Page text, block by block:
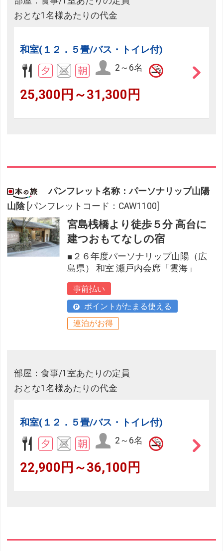
おとな1名様あたりの代金
和室(１２．５畳/バス・トイレ付)
2～6名
25,300円～31,300円
パンフレット名称：パーソナリップ山陽
山陰 [パンフレットコード：CAW1100]
宮島桟橋より徒歩５分 高台に
建つおもてなしの宿
■２６年度パーソナリップ山陽（広
島県） 和室 瀬戸内会席「雲海」
事前払い
ポイントがたまる使える
連泊がお得
部屋：食事/1室あたりの定員
おとな1名様あたりの代金
和室(１２．５畳/バス・トイレ付)
2～6名
22,900円～36,100円